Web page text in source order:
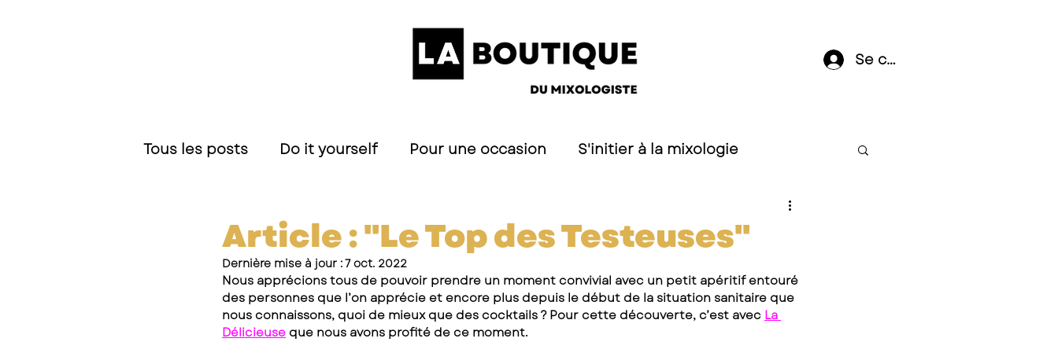
Se connecter
Tous les posts Do it yourself Pour une occasion S'initier à la mixologie
Article : "Le Top des Testeuses"
Dernière mise à jour :7 oct. 2022
Nous apprécions tous de pouvoir prendre un moment convivial avec un petit apéritif entouré
des personnes que l’on apprécie et encore plus depuis le début de la situation sanitaire que
nous connaissons, quoi de mieux que des cocktails ? Pour cette découverte, c’est avec La
Délicieuse que nous avons profité de ce moment.